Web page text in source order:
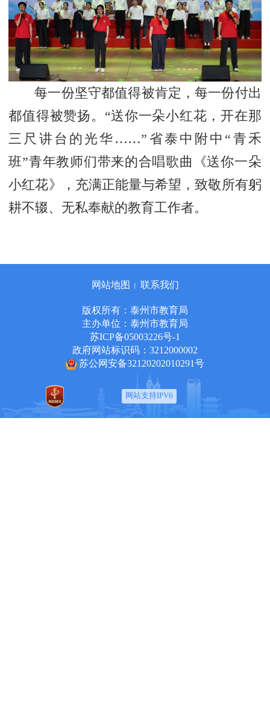
每一份坚守都值得被肯定，每一份付出
都值得被赞扬。“送你一朵小红花，开在那
三尺讲台的光华……”省泰中附中“青禾
班”青年教师们带来的合唱歌曲《送你一朵
小红花》，充满正能量与希望，致敬所有躬
耕不辍、无私奉献的教育工作者。
网站地图 联系我们
版权所有：泰州市教育局
主办单位：泰州市教育局
苏ICP备05003226号-1
政府网站标识码：3212000002
苏公网安备32120202010291号
网站支持IPV6